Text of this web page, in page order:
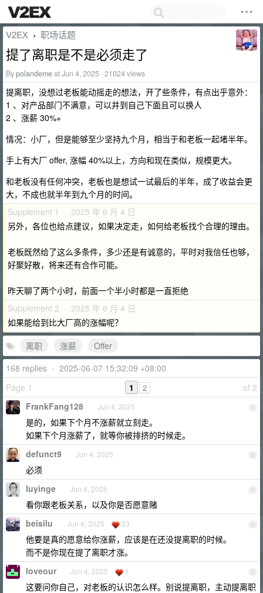
V2EX › 职场话题
提了离职是不是必须走了
Bypolandemeat Jun 4, 2025 · 21024 views
提离职，没想过老板能动摇走的想法，开了些条件，有点出乎意外：
1 、对产品部门不满意，可以并到自己下面且可以换人
2 、涨薪 30%+
情况：小厂，但是能够至少坚持九个月，相当于和老板一起堵半年。
手上有大厂 offer, 涨幅 40%以上，方向和现在类似，规模更大。
和老板没有任何冲突，老板也是想试一试最后的半年，成了收益会更
大，不成也就半年到九个月的时间。
Supplement 1 · 2025 年 6 月 4 日
另外，各位也给点建议，如果决定走，如何给老板找个合理的理由。
老板既然给了这么多条件，多少还是有诚意的，平时对我信任也够，
好聚好散，将来还有合作可能。
昨天聊了两个小时，前面一个半小时都是一直拒绝
Supplement 2 · 2025 年 6 月 4 日
如果能给到比大厂高的涨幅呢？
离职
涨薪
Offer
168 replies • 2025-06-07 15:32:09 +08:00
Page 1
of 2
1 2
1
FrankFang128 Jun 4, 2025
是的，如果下个月不涨薪就立刻走。
如果下个月涨薪了，就等你被排挤的时候走。
2
defunct9 Jun 4, 2025
必须
3
luyinge Jun 4, 2025
看你跟老板关系，以及你是否愿意赌
4
beisilu Jun 4, 2025 33
他要是真的愿意给你涨薪，应该是在还没提离职的时候。
而不是你现在提了离职才涨。
5
loveour Jun 4, 2025 1
这要问你自己，对老板的认识怎么样。别说提离职，主动提离职